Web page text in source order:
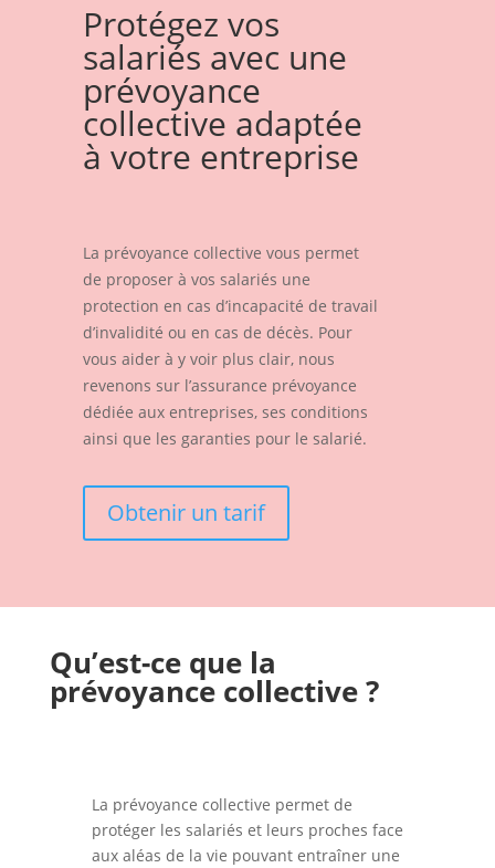
Protégez vos
salariés avec une
prévoyance
collective adaptée
à votre entreprise
La prévoyance collective vous permet
de proposer à vos salariés une
protection en cas d’incapacité de travail
d’invalidité ou en cas de décès. Pour
vous aider à y voir plus clair, nous
revenons sur l’assurance prévoyance
dédiée aux entreprises, ses conditions
ainsi que les garanties pour le salarié.
Obtenir un tarif
Qu’est-ce que la
prévoyance collective ?
La prévoyance collective permet de
protéger les salariés et leurs proches face
aux aléas de la vie pouvant entraîner une